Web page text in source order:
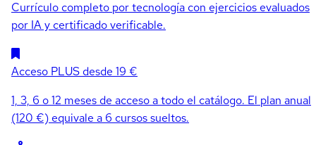
Currículo completo por tecnología con ejercicios evaluados
por IA y certificado verificable.
Acceso PLUS desde 19 €
1, 3, 6 o 12 meses de acceso a todo el catálogo. El plan anual
(120 €) equivale a 6 cursos sueltos.